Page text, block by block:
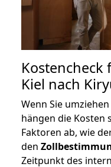
Kostencheck
Kiel nach
Wenn Sie
hängen die Kosten
Faktoren ab, wie
den
Zeitpunkt des